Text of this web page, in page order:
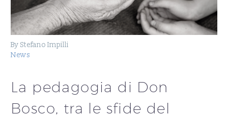
By Stefano Impilli
News
La pedagogia di Don
Bosco, tra le sfide del